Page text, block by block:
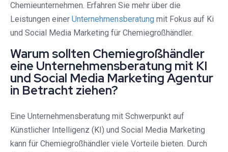
Chemieunternehmen. Erfahren Sie mehr über die
Leistungen einer Unternehmensberatung mit Fokus auf Ki
und Social Media Marketing für Chemiegroßhändler.
Warum sollten Chemiegroßhändler
eine Unternehmensberatung mit KI
und Social Media Marketing Agentur
in Betracht ziehen?
Eine Unternehmensberatung mit Schwerpunkt auf
Künstlicher Intelligenz (KI) und Social Media Marketing
kann für Chemiegroßhändler viele Vorteile bieten. Durch